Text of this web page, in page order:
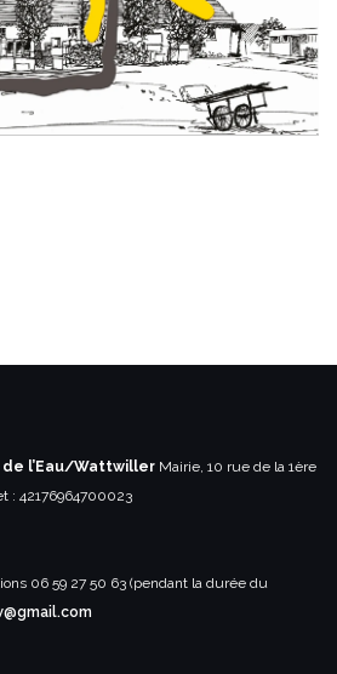
l’Eau/Wattwiller Mairie, 10 rue de la 1ère
: 42176964700023
06 59 27 50 63 (pendant la durée du